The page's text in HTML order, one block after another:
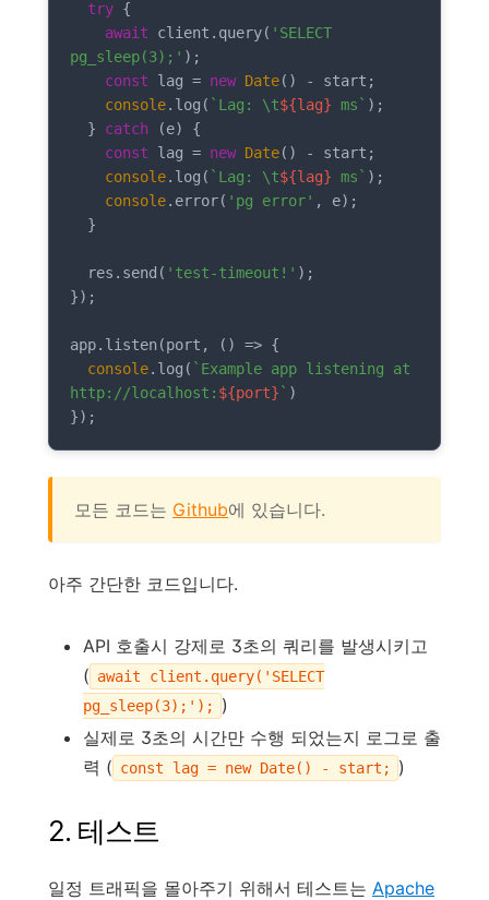
try {
await client.query( 'SELECT
pg_sleep(3);' );
const lag = new Date() - start;
console.log( `Lag: \t${lag} ms` );
  }
catch (e) {
const lag = new Date() - start;
console.log( `Lag: \t${lag} ms` );
console.error( 'pg error' , e);
  res.send(
'test-timeout!' );
});
app.listen(port, () => {
console.log( `Example app listening at
http://localhost: ${port}` )
});
모든 코드는 Github에 있습니다.
아주 간단한 코드입니다.
API 호출시 강제로 3초의 쿼리를 발생시키고
( await client.query('SELECT
pg_sleep(3);');
)
실제로 3초의 시간만 수행 되었는지 로그로 출
력 ( const lag = new Date() - start; )
2. 테스트
일정 트래픽을 몰아주기 위해서 테스트는 Apache